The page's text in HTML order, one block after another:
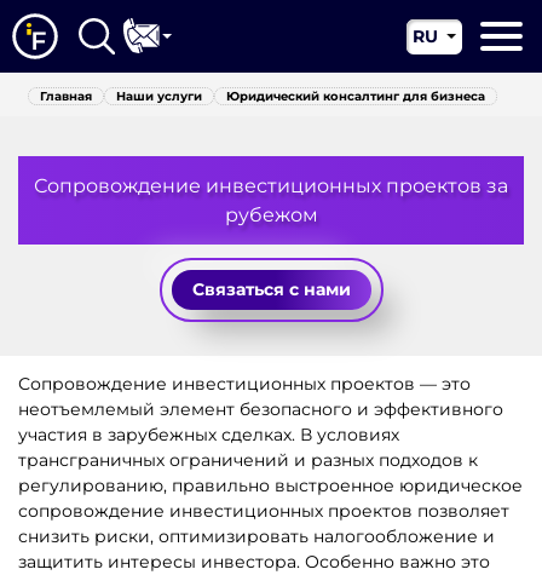
Главная
Наши услуги
Новости
Юрисдикции
RU
EN
Главная Наши услуги Юридический консалтинг для бизнеса
Сопровождение инвестиционных проектов за
рубежом
Связаться с нами
Сопровождение инвестиционных проектов — это
неотъемлемый элемент безопасного и эффективного
участия в зарубежных сделках. В условиях
трансграничных ограничений и разных подходов к
регулированию, правильно выстроенное юридическое
сопровождение инвестиционных проектов позволяет
снизить риски, оптимизировать налогообложение и
защитить интересы инвестора. Особенно важно это